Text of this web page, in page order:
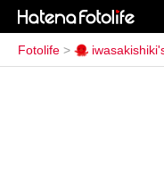
Fotolife >